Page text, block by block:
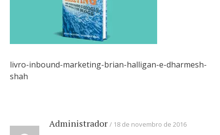
livro-inbound-marketing-brian-halligan-e-dharmesh-
shah
Administrador 18 de novembro de 2016